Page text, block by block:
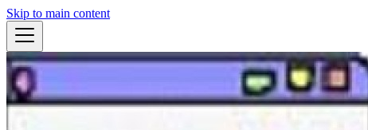
Skip to main content